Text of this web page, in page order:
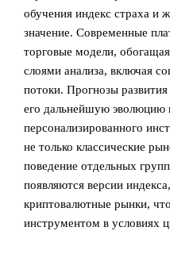
обучения индекс страха и
значение. Современные
торговые модели,
слоями анализа, включая
потоки. Прогнозы
его дальнейшую эволюцию
персонализированного
не только классические
поведение отдельных
появляются версии
криптовалютные рынки,
инструментом в условиях